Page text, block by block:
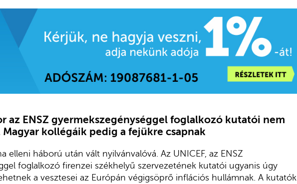
az ENSZ gyermekszegénységgel foglalkozó kutatói nem
kollégáik pedig a fejükre csapnak
elleni háború után vált nyilvánvalóvá. Az UNICEF, az ENSZ
foglalkozó firenzei székhelyű szervezetének kutatói ugyanis úgy
a vesztesei az Európán végigsöprő inflációs hullámnak. A kutatók